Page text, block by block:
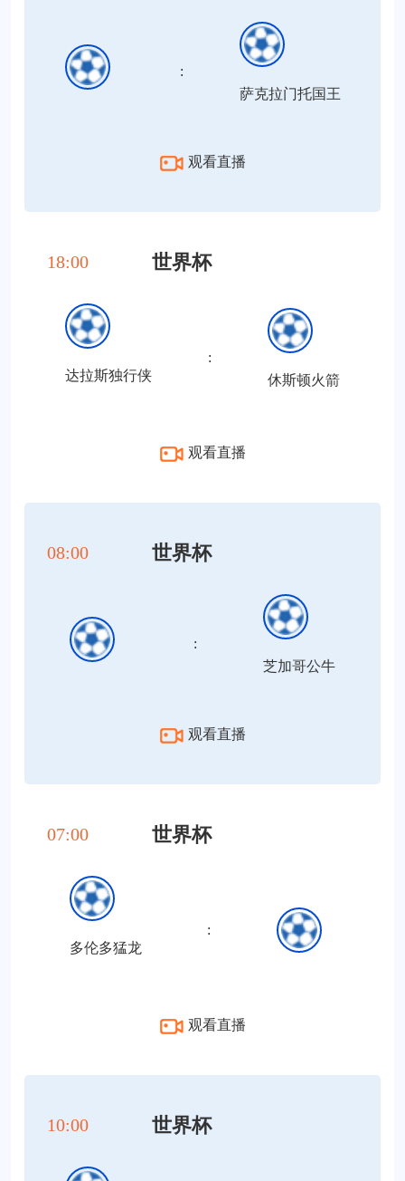
:
萨克拉门托国王
观看直播
18:00 世界杯
达拉斯独行侠
:
休斯顿火箭
观看直播
08:00 世界杯
:
芝加哥公牛
观看直播
07:00 世界杯
多伦多猛龙
:
观看直播
10:00 世界杯